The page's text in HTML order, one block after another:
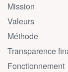
Mission
Valeurs
Méthode
Transparence
Fonctionnement